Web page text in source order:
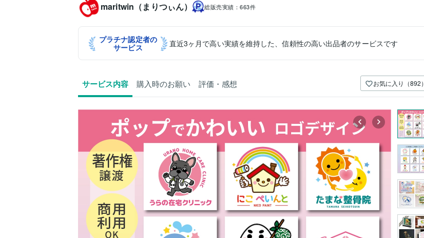
maritwin（まりつぃん） 総販売実績：663件
プラチナ認定者の
サービス
直近3ヶ月で高い実績を維持した、信頼性の高い出品者のサービスです
サービス内容 購入時のお願い 評価・感想 お気に入り（892）